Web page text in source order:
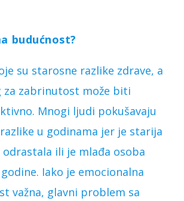
budućnost?
su starosne razlike zdrave, a
za zabrinutost može biti
Mnogi ljudi pokušavaju
u godinama jer je starija
ili je mlađa osoba
Iako je emocionalna
važna, glavni problem sa